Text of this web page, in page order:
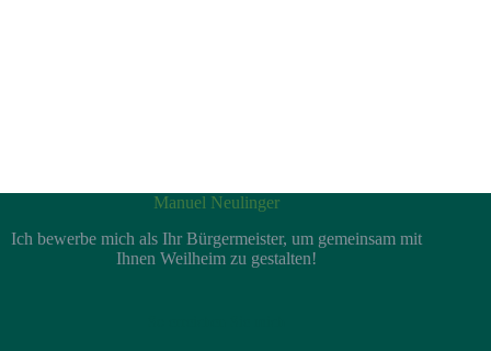
Manuel Neulinger
Ich bewerbe mich als Ihr Bürgermeister, um gemeinsam mit
Ihnen Weilheim zu gestalten!